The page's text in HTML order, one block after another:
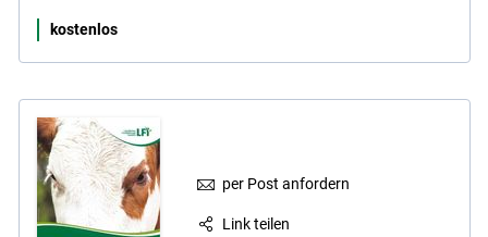
kostenlos
per Post anfordern
Link teilen